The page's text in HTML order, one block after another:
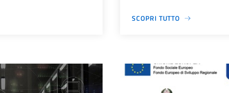
SCOPRI TUTTO